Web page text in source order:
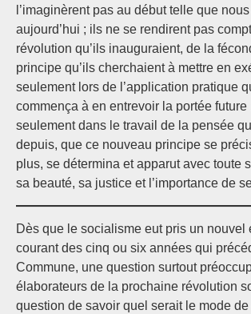
l’imaginèrent pas au début telle que
aujourd’hui ; ils ne se rendirent pas
révolution qu’ils inauguraient, de la
principe qu’ils cherchaient à mettre en
seulement lors de l’application pratique
commença à en entrevoir la portée future
seulement dans le travail de la pensée
depuis, que ce nouveau principe se
plus, se détermina et apparut avec toute
sa beauté, sa justice et l’importance de
Dès que le socialisme eut pris un nouvel
courant des cinq ou six années qui
Commune, une question surtout
élaborateurs de la prochaine révolution
question de savoir quel serait le mode